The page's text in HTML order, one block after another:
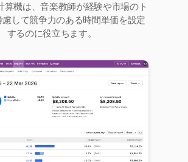
算機は、音楽教師が経験や市場のト
慮して競争力のある時間単価を設定
するのに役立ちます。